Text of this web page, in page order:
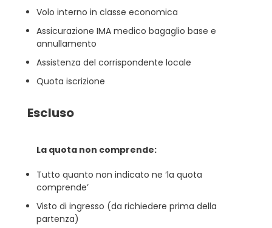
Volo interno in classe economica
Assicurazione IMA medico bagaglio base e
annullamento
Assistenza del corrispondente locale
Quota iscrizione
Escluso
La quota non comprende:
Tutto quanto non indicato ne ‘la quota
comprende’
Visto di ingresso (da richiedere prima della
partenza)